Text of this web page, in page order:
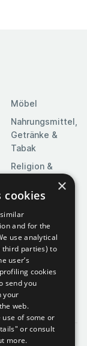
Möbel
Nahrungsmittel,
Getränke &
Tabak
Religion &
Feierlichkeiten
Software
Spielzeuge &
Spiele
Sportartikel
×
cookies
and for the
use analytical
third parties) to
user’s
cookies
send you
your
web.
of some or
or consult
more.